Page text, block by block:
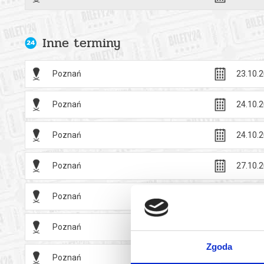
Zgoda
Musical
reżysera
Na deski
Tarczewski
oraz
*******
Bezpieczne
wysyłanym
Inne terminy
Poznań
Poznań
Poznań
Poznań
Poznań
Poznań
Poznań